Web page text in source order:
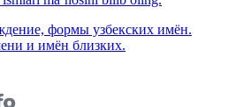
формы узбекских имён.
и имён близких.